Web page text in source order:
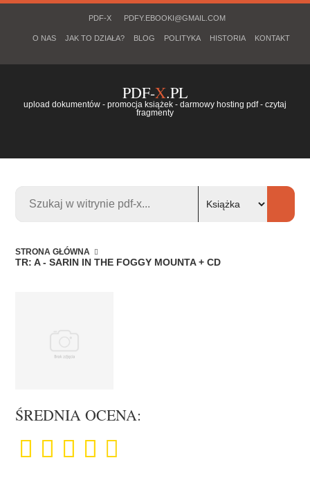
PDF-X PDFY.EBOOKI@GMAIL.COM
O NAS JAK TO DZIAŁA? BLOG POLITYKA HISTORIA KONTAKT
PDF-X.PL
upload dokumentów - promocja książek - darmowy hosting pdf - czytaj
fragmenty
STRONA GŁÓWNA
TR: A - SARIN IN THE FOGGY MOUNTA + CD
ŚREDNIA OCENA: